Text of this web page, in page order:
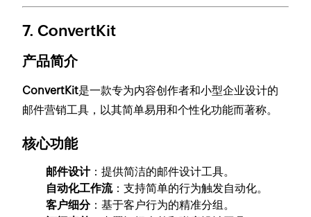
7.ConvertKit
产品简介
ConvertKit是一款专为内容创作者和小型企业设计的
邮件营销工具，以其简单易用和个性化功能而著称。
核心功能
邮件设计：提供简洁的邮件设计工具。
自动化工作流：支持简单的行为触发自动化。
客户细分：基于客户行为的精准分组。